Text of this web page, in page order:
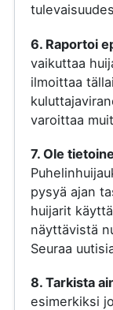
6. Raportoi
vaikuttaa
ilmoittaa
varoittaa
7. Ole
pysyä ajan
huijarit
näyttävistä
Seuraa
8. Tarkista
esimerkiksi